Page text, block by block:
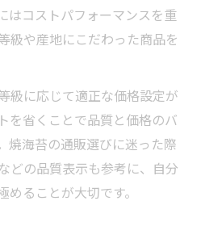
はコストパフォーマンスを重
級や産地にこだわった商品を
級に応じて適正な価格設定が
を省くことで品質と価格のバ
焼海苔の通販選びに迷った際
どの品質表示も参考に、自分
ることが大切です。